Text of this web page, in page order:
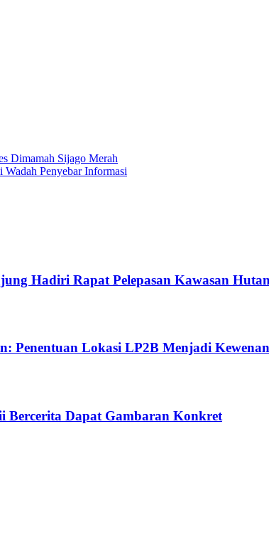
Dimamah Sijago Merah
Penyebar Informasi
Hadiri Rapat Pelepasan Kawasan
Penentuan Lokasi LP2B Menjadi
Bercerita Dapat Gambaran Konkret